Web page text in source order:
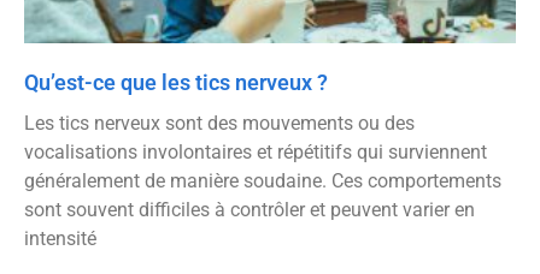
Qu’est-ce que les tics nerveux ?
Les tics nerveux sont des mouvements ou des
vocalisations involontaires et répétitifs qui surviennent
généralement de manière soudaine. Ces comportements
sont souvent difficiles à contrôler et peuvent varier en
intensité